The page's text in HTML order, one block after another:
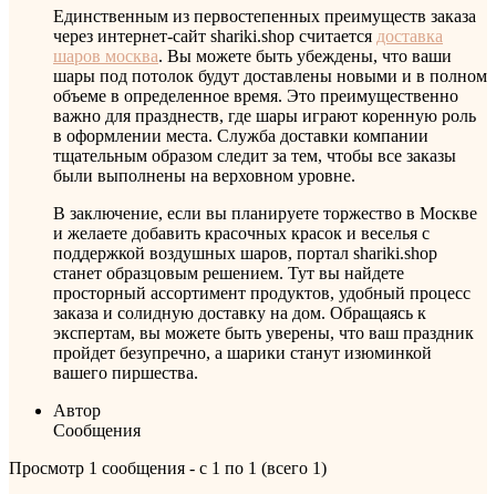
Единственным из первостепенных преимуществ заказа
через интернет-сайт shariki.shop считается доставка
шаров москва. Вы можете быть убеждены, что ваши
шары под потолок будут доставлены новыми и в полном
объеме в определенное время. Это преимущественно
важно для празднеств, где шары играют коренную роль
в оформлении места. Служба доставки компании
тщательным образом следит за тем, чтобы все заказы
были выполнены на верховном уровне.
В заключение, если вы планируете торжество в Москве
и желаете добавить красочных красок и веселья с
поддержкой воздушных шаров, портал shariki.shop
станет образцовым решением. Тут вы найдете
просторный ассортимент продуктов, удобный процесс
заказа и солидную доставку на дом. Обращаясь к
экспертам, вы можете быть уверены, что ваш праздник
пройдет безупречно, а шарики станут изюминкой
вашего пиршества.
Автор
Сообщения
Просмотр 1 сообщения - с 1 по 1 (всего 1)